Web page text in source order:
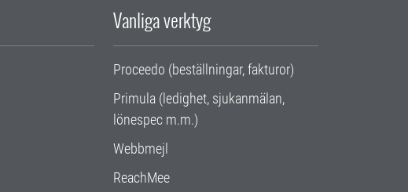
Vanliga verktyg
Proceedo (beställningar, fakturor)
Primula (ledighet, sjukanmälan,
lönespec m.m.)
Webbmejl
ReachMee